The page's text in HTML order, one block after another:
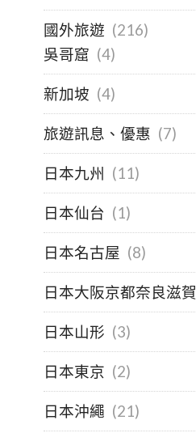
國外旅遊 (216)
吳哥窟 (4)
新加坡 (4)
旅遊訊息、優惠 (7)
日本九州 (11)
日本仙台 (1)
日本名古屋 (8)
日本大阪京都奈良滋賀
日本山形 (3)
日本東京 (2)
日本沖繩 (21)